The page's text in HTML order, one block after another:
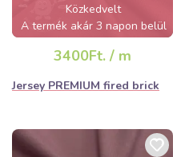
Közkedvelt
A termék akár 3 napon belül
elfogyhat!
3400Ft. / m
Jersey PREMIUM fired brick